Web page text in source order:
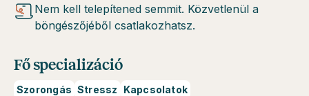
Nem kell telepítened semmit. Közvetlenül a
böngészőjéből csatlakozhatsz.
Fő specializáció
Szorongás Stressz
Kapcsolatok